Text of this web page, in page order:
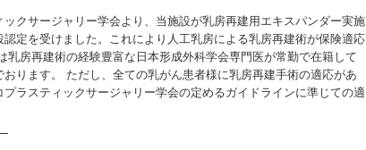
クサージャリー学会より、当施設が乳房再建用エキスパンダー実施
定を受けました。これにより人工乳房による乳房再建術が保険適応
房再建術の経験豊富な日本形成外科学会専門医が常勤で在籍して
ります。 ただし、全ての乳がん患者様に乳房再建手術の適応があ
ラスティックサージャリー学会の定めるガイドラインに準じての適